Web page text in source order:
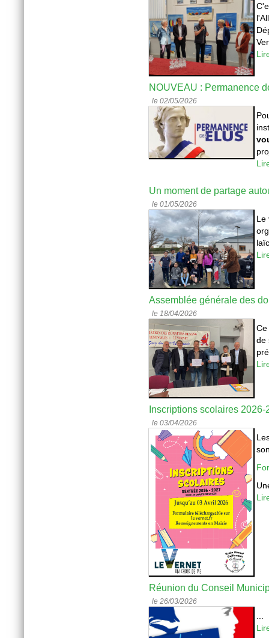
NOUVEAU : Permanence
le 02/05/2026
Un moment de partage
le 01/05/2026
Le
Assemblée générale des
le 18/04/2026
Ce
de
Inscriptions scolaires 2026-
le 03/04/2026
Réunion du Conseil
le 26/03/2026